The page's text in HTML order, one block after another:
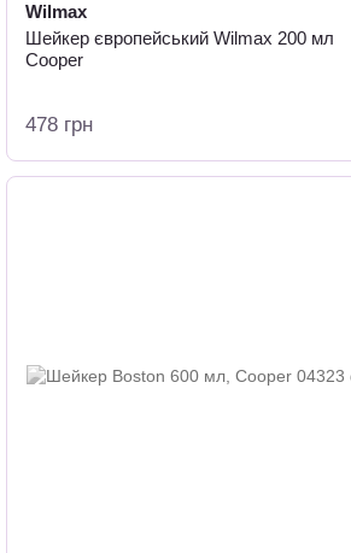
Wilmax
Шейкер європейський Wilmax 200 мл
Cooper
478 грн